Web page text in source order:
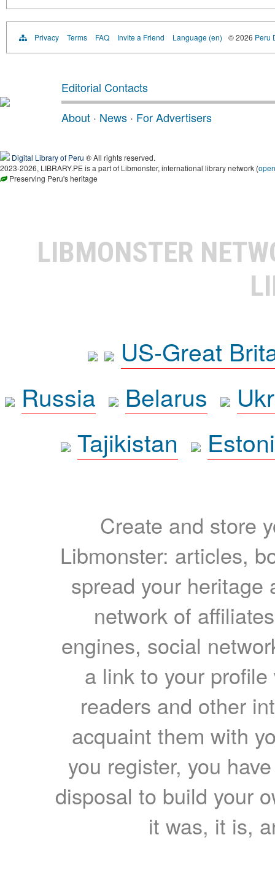
Privacy Terms FAQ Invite a Friend Language (en) © 2026 Peru
Editorial Contacts
About · News · For Advertisers
Digital Library of Peru ® All rights reserved.
2023-2026, LIBRARY.PE is a part of Libmonster, international library network (
Preserving Peru's heritage
LIBMONSTER
US-Great
Russia
Belarus
Tajikistan
Create and store
Libmonster: articles,
spread your heritage
network of
engines, social
a link to your
readers and other
acquaint them with
you register, you
disposal to build your
it was, it is,